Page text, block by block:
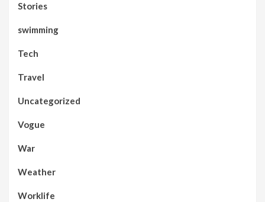
Stories
swimming
Tech
Travel
Uncategorized
Vogue
War
Weather
Worklife